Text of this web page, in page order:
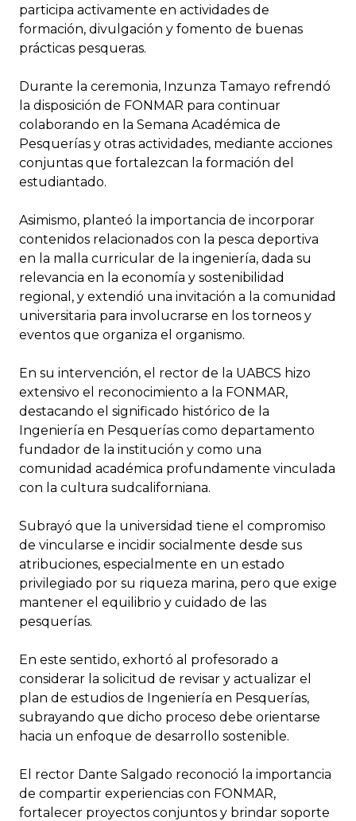
participa activamente en actividades de
formación, divulgación y fomento de buenas
prácticas pesqueras.
Durante la ceremonia, Inzunza Tamayo refrendó
la disposición de FONMAR para continuar
colaborando en la Semana Académica de
Pesquerías y otras actividades, mediante acciones
conjuntas que fortalezcan la formación del
estudiantado.
Asimismo, planteó la importancia de incorporar
contenidos relacionados con la pesca deportiva
en la malla curricular de la ingeniería, dada su
relevancia en la economía y sostenibilidad
regional, y extendió una invitación a la comunidad
universitaria para involucrarse en los torneos y
eventos que organiza el organismo.
En su intervención, el rector de la UABCS hizo
extensivo el reconocimiento a la FONMAR,
destacando el significado histórico de la
Ingeniería en Pesquerías como departamento
fundador de la institución y como una
comunidad académica profundamente vinculada
con la cultura sudcaliforniana.
Subrayó que la universidad tiene el compromiso
de vincularse e incidir socialmente desde sus
atribuciones, especialmente en un estado
privilegiado por su riqueza marina, pero que exige
mantener el equilibrio y cuidado de las
pesquerías.
En este sentido, exhortó al profesorado a
considerar la solicitud de revisar y actualizar el
plan de estudios de Ingeniería en Pesquerías,
subrayando que dicho proceso debe orientarse
hacia un enfoque de desarrollo sostenible.
El rector Dante Salgado reconoció la importancia
de compartir experiencias con FONMAR,
fortalecer proyectos conjuntos y brindar soporte